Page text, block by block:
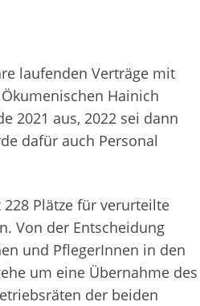
laufenden Verträge mit
Hainich
2021 aus, 2022 sei dann
dafür auch Personal
Plätze für verurteilte
Von der Entscheidung
und PflegerInnen in den
um eine Übernahme des
der beiden